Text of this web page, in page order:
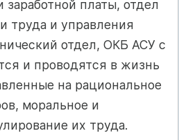
заработной платы, отдел
труда и управления
отдел, ОКБ АСУ с
и проводятся в жизнь
на рациональное
моральное и
их труда.